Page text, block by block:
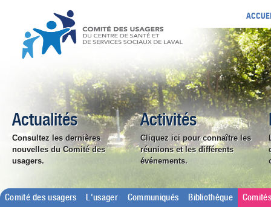
Actualités
Consultez les dernières
nouvelles du Comité des
usagers.
Activités
Cliquez ici pour connaître les
réunions et les différents
événements.
Comité des usagers L'usager Communiqués Bibliothèque